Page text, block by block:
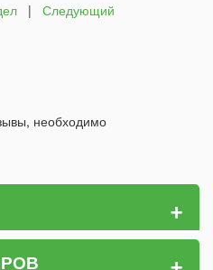
| Следующий
необходимо
+